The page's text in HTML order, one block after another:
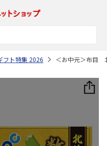
フト特集 2026 ＜お中元＞布目